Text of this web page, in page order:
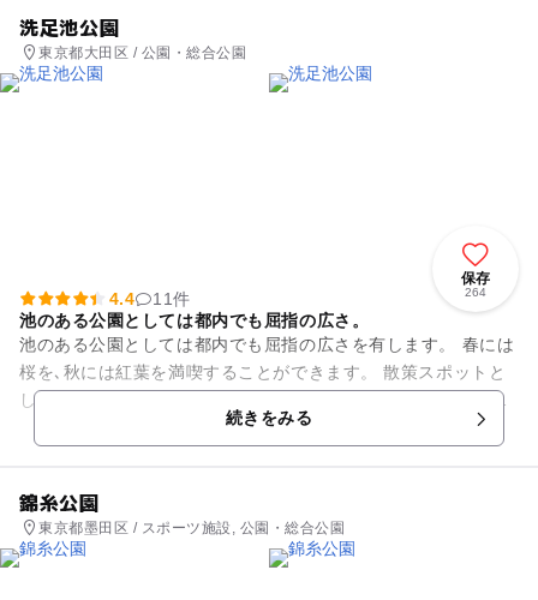
洗足池公園
東京都大田区 / 公園・総合公園
保存
264
4.4
11件
池のある公園としては都内でも屈指の広さ。
池のある公園としては都内でも屈指の広さを有します。 春には
桜を､秋には紅葉を満喫することができます。 散策スポットと
しては、池月橋、水生植物園、勝海舟夫妻の墓、西郷隆盛留魂
続きをみる
錦糸公園
東京都墨田区 / スポーツ施設, 公園・総合公園